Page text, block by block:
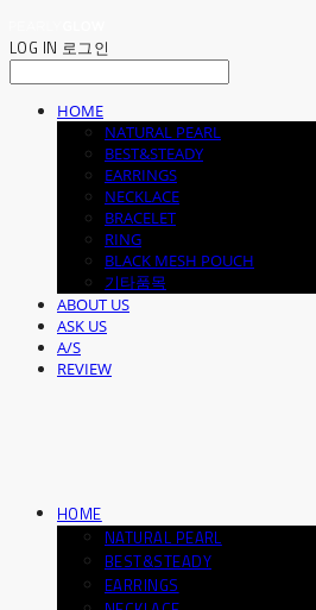
LOG IN 로그인
HOME
NATURAL PEARL
BEST&STEADY
EARRINGS
NECKLACE
BRACELET
RING
BLACK MESH POUCH
기타품목
ABOUT US
ASK US
A/S
REVIEW
HOME
NATURAL PEARL
BEST&STEADY
EARRINGS